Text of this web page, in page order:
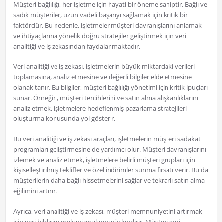
Müşteri bağlılığı, her işletme için hayati bir öneme sahiptir. Bağlı ve
sadık müşteriler, uzun vadeli başarıyı sağlamak için kritik bir
faktördür. Bu nedenle, işletmeler müşteri davranışlarını anlamak
ve ihtiyaçlarına yönelik doğru stratejiler geliştirmek için veri
analitiği ve iş zekasından faydalanmaktadır.
Veri analitiği ve iş zekası, işletmelerin büyük miktardaki verileri
toplamasına, analiz etmesine ve değerli bilgiler elde etmesine
olanak tanır. Bu bilgiler, müşteri bağlılığı yönetimi için kritik ipuçları
sunar. Örneğin, müşteri tercihlerini ve satın alma alışkanlıklarını
analiz etmek, işletmelere hedeflenmiş pazarlama stratejileri
oluşturma konusunda yol gösterir.
Bu veri analitiği ve iş zekası araçları, işletmelerin müşteri sadakat
programları geliştirmesine de yardımcı olur. Müşteri davranışlarını
izlemek ve analiz etmek, işletmelere belirli müşteri grupları için
kişiselleştirilmiş teklifler ve özel indirimler sunma fırsatı verir. Bu da
müşterilerin daha bağlı hissetmelerini sağlar ve tekrarlı satın alma
eğilimini artırır.
Ayrıca, veri analitiği ve iş zekası, müşteri memnuniyetini artırmak